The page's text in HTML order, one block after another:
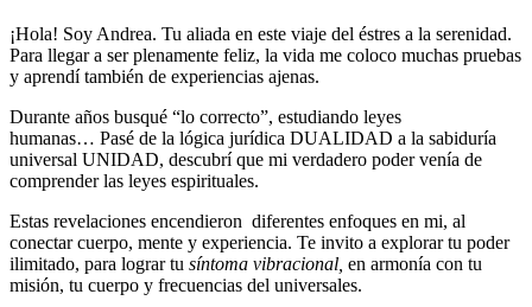
¡Hola! Soy Andrea. Tu aliada en este viaje del éstres a la serenidad.
Para llegar a ser plenamente feliz, la vida me coloco muchas pruebas
y aprendí también de experiencias ajenas.
Durante años busqué “lo correcto”, estudiando leyes
humanas… Pasé de la lógica jurídica DUALIDAD a la sabiduría
universal UNIDAD, descubrí que mi verdadero poder venía de
comprender las leyes espirituales.
Estas revelaciones encendieron diferentes enfoques en mi, al
conectar cuerpo, mente y experiencia. Te invito a explorar tu poder
ilimitado, para lograr tu síntoma vibracional, en armonía con tu
misión, tu cuerpo y frecuencias del universales.